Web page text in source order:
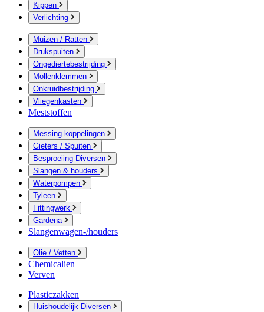
Kippen
Verlichting
Muizen / Ratten
Drukspuiten
Ongediertebestrijding
Mollenklemmen
Onkruidbestrijding
Vliegenkasten
Meststoffen
Messing koppelingen
Gieters / Spuiten
Besproeiing Diversen
Slangen & houders
Waterpompen
Tyleen
Fittingwerk
Gardena
Slangenwagen-/houders
Olie / Vetten
Chemicalien
Verven
Plasticzakken
Huishoudelijk Diversen